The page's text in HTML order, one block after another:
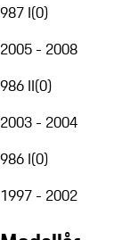
987 I(0)
2005 - 2008
986 II(0)
2003 - 2004
986 I(0)
1997 - 2002